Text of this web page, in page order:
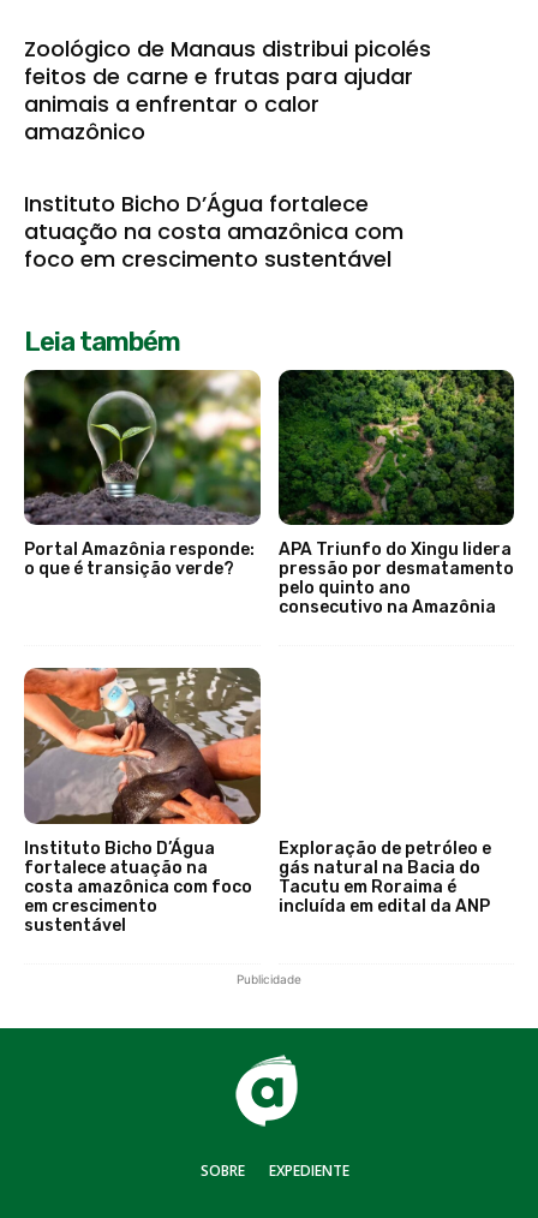
Zoológico de Manaus distribui picolés
feitos de carne e frutas para ajudar
animais a enfrentar o calor
amazônico
Instituto Bicho D’Água fortalece
atuação na costa amazônica com
foco em crescimento sustentável
Leia também
Portal Amazônia responde:
o que é transição verde?
APA Triunfo do Xingu lidera
pressão por desmatamento
pelo quinto ano
consecutivo na Amazônia
Instituto Bicho D’Água
fortalece atuação na
costa amazônica com foco
em crescimento
sustentável
Exploração de petróleo e
gás natural na Bacia do
Tacutu em Roraima é
incluída em edital da ANP
Publicidade
SOBRE EXPEDIENTE